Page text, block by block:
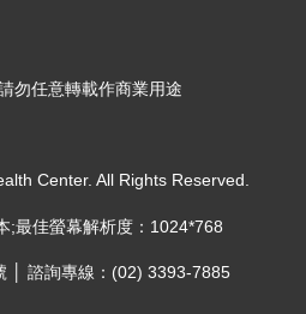
勿任意轉載作商業用途
Center. All Rights Reserved.
;最佳螢幕解析度：1024*768
│ 諮詢專線：(02) 3393-7885